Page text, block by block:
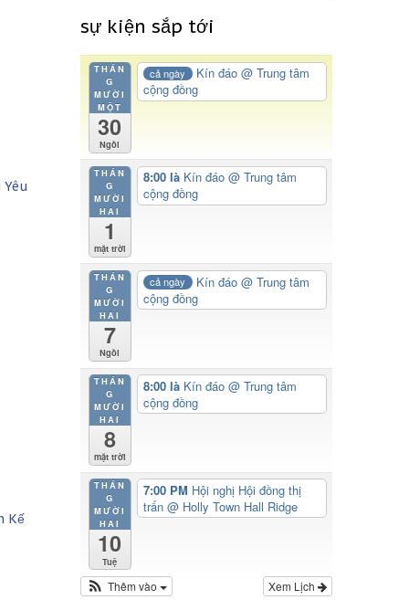
Kế
sự kiện sắp tới
THÁN
G
MƯỜI
MỘT
30
Ngồi
cả ngày Kín đáo@ Trung tâm
cộng đồng
THÁN
G
MƯỜI
HAI
1
mặt trời
8:00 là Kín đáo @ Trung tâm
cộng đồng
THÁN
G
MƯỜI
HAI
7
Ngồi
cả ngày Kín đáo@ Trung tâm
cộng đồng
THÁN
G
MƯỜI
HAI
8
mặt trời
8:00 là Kín đáo @ Trung tâm
cộng đồng
THÁN
G
MƯỜI
HAI
10
Tuệ
7:00 PM Hội nghị Hội đồng thị
trấn @ Holly Town Hall Ridge
Xem Lịch
Thêm vào